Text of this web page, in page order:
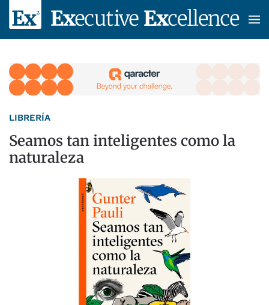
Skip to main content
LIBRERÍA
Seamos tan inteligentes como la
naturaleza